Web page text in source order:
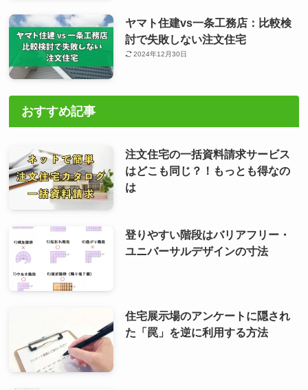
ヤマト住建vs一条工務店：比較検
討で失敗しない注文住宅
2024年12月30日
おすすめ記事
注文住宅の一括資料請求サービス
はどこも同じ？！もっとも得なの
は
登りやすい階段はバリアフリー・
ユニバーサルデザインの寸法
住宅展示場のアンケートに隠され
た「罠」を逆に利用する方法